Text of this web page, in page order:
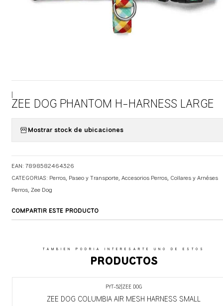
ZEE DOG PHANTOM H-HARNESS LARGE
Mostrar stock de ubicaciones
EAN: 7898582464326
CATEGORIAS: Perros, Paseo y Transporte,Accesorios Perros, Collares y Arnéses
Perros,Zee Dog
COMPARTIR ESTE PRODUCTO
TAMBIEN PODRIA INTERESARTE UNO DE ESTOS
PRODUCTOS
PYT-52| ZEE DOG
ZEE DOG COLUMBIA AIR MESH HARNESS SMALL